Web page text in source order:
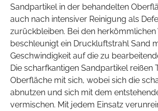
Sandpartikel in der behandelten
auch nach intensiver Reinigung als
zurückbleiben. Bei den herkömmlichen
beschleunigt ein Druckluftstrahl Sand
Geschwindigkeit auf die zu
Die scharfkantigen Sandpartikel reißen
Oberfläche mit sich, wobei sich die
abnutzen und sich mit dem
vermischen. Mit jedem Einsatz